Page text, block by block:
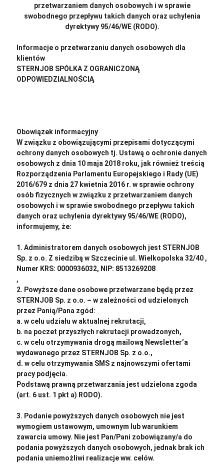
przetwarzaniem danych osobowych i w sprawie
swobodnego przepływu takich danych oraz uchylenia
dyrektywy 95/46/WE (RODO).
Informacje o przetwarzaniu danych osobowych dla
klientów
STERNJOB SPÓŁKA Z OGRANICZONĄ
ODPOWIEDZIALNOŚCIĄ
Obowiązek informacyjny
W związku z obowiązującymi przepisami dotyczącymi
ochrony danych osobowych tj. Ustawą o ochronie danych
osobowych z dnia 10 maja 2018 roku, jak również treścią
Rozporządzenia Parlamentu Europejskiego i Rady (UE)
2016/679 z dnia 27 kwietnia 2016 r. w sprawie ochrony
osób fizycznych w związku z przetwarzaniem danych
osobowych i w sprawie swobodnego przepływu takich
danych oraz uchylenia dyrektywy 95/46/WE (RODO),
informujemy, że:
1. Administratorem danych osobowych jest STERNJOB
Sp. z o.o. Z siedzibą w Szczecinie ul. Wielkopolska 32/40 ,
Numer KRS: 0000936032, NIP: 8513269208
,
2. Powyższe dane osobowe przetwarzane będą przez
STERNJOB Sp. z o.o. – w zależności od udzielonych
przez Panią/Pana zgód:
a. w celu udziału w aktualnej rekrutacji,
b. na poczet przyszłych rekrutacji prowadzonych,
c. w celu otrzymywania drogą mailową Newsletter’a
wydawanego przez STERNJOB Sp. z o.o.,
d. w celu otrzymywania SMS z najnowszymi ofertami
pracy podjęcia.
Podstawą prawną przetwarzania jest udzielona zgoda
(art. 6 ust. 1 pkt a) RODO).
3. Podanie powyższych danych osobowych nie jest
wymogiem ustawowym, umownym lub warunkiem
zawarcia umowy. Nie jest Pan/Pani zobowiązany/a do
podania powyższych danych osobowych, jednak brak ich
podania uniemożliwi realizacje ww. celów.